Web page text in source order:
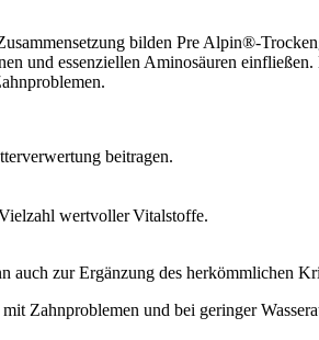
bilden Pre Alpin®-
und essenziellen Aminosäuren
beitragen.
wertvoller Vitalstoffe.
auch zur Ergänzung des herkömmlichen
Zahnproblemen und bei geringer